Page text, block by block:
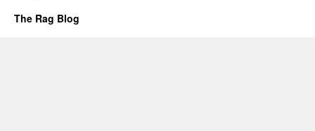
The Rag Blog